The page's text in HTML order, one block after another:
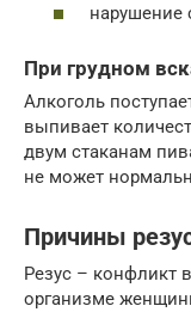
нарушение
При грудном
Алкоголь
выпивает
двум стаканам
не может
Причины
Резус – конфликт
организме